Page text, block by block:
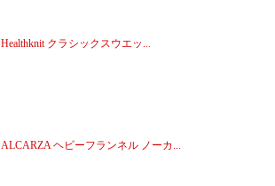
Healthknit クラシックスウエッ...
ALCARZA ヘビーフランネル ノーカ...